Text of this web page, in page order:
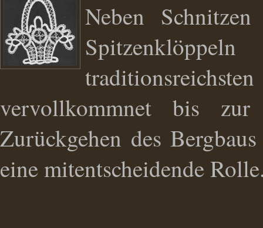
Neben
vervollkommnet bis
Zurückgehen des
eine mitentscheidende